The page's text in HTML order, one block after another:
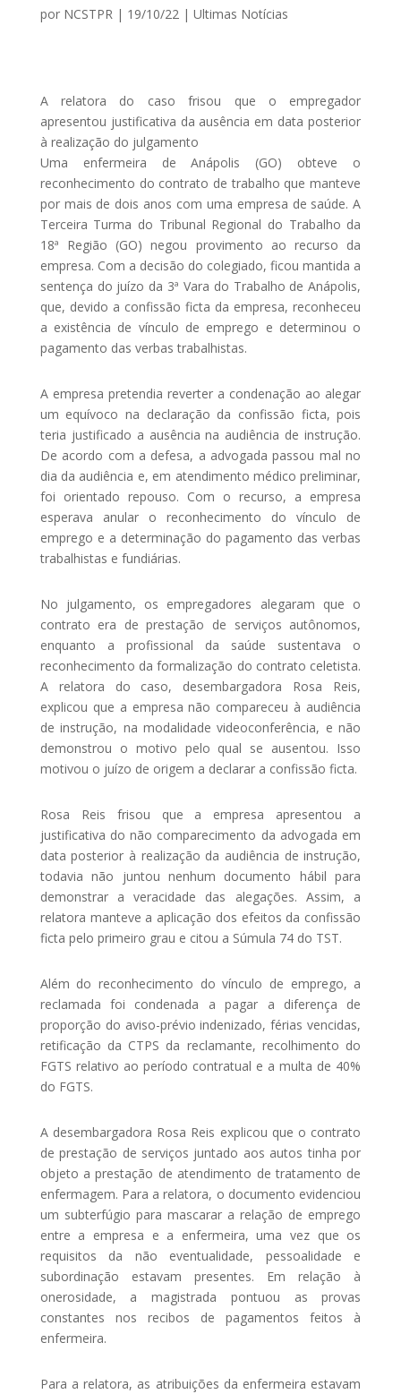
por NCSTPR| 19/10/22| Ultimas Notícias
A relatora do caso frisou que o empregador
apresentou justificativa da ausência em data posterior
à realização do julgamento
Uma enfermeira de Anápolis (GO) obteve o
reconhecimento do contrato de trabalho que manteve
por mais de dois anos com uma empresa de saúde. A
Terceira Turma do Tribunal Regional do Trabalho da
18ª Região (GO) negou provimento ao recurso da
empresa. Com a decisão do colegiado, ficou mantida a
sentença do juízo da 3ª Vara do Trabalho de Anápolis,
que, devido a confissão ficta da empresa, reconheceu
a existência de vínculo de emprego e determinou o
pagamento das verbas trabalhistas.
A empresa pretendia reverter a condenação ao alegar
um equívoco na declaração da confissão ficta, pois
teria justificado a ausência na audiência de instrução.
De acordo com a defesa, a advogada passou mal no
dia da audiência e, em atendimento médico preliminar,
foi orientado repouso. Com o recurso, a empresa
esperava anular o reconhecimento do vínculo de
emprego e a determinação do pagamento das verbas
trabalhistas e fundiárias.
No julgamento, os empregadores alegaram que o
contrato era de prestação de serviços autônomos,
enquanto a profissional da saúde sustentava o
reconhecimento da formalização do contrato celetista.
A relatora do caso, desembargadora Rosa Reis,
explicou que a empresa não compareceu à audiência
de instrução, na modalidade videoconferência, e não
demonstrou o motivo pelo qual se ausentou. Isso
motivou o juízo de origem a declarar a confissão ficta.
Rosa Reis frisou que a empresa apresentou a
justificativa do não comparecimento da advogada em
data posterior à realização da audiência de instrução,
todavia não juntou nenhum documento hábil para
demonstrar a veracidade das alegações. Assim, a
relatora manteve a aplicação dos efeitos da confissão
ficta pelo primeiro grau e citou a Súmula 74 do TST.
Além do reconhecimento do vínculo de emprego, a
reclamada foi condenada a pagar a diferença de
proporção do aviso-prévio indenizado, férias vencidas,
retificação da CTPS da reclamante, recolhimento do
FGTS relativo ao período contratual e a multa de 40%
do FGTS.
A desembargadora Rosa Reis explicou que o contrato
de prestação de serviços juntado aos autos tinha por
objeto a prestação de atendimento de tratamento de
enfermagem. Para a relatora, o documento evidenciou
um subterfúgio para mascarar a relação de emprego
entre a empresa e a enfermeira, uma vez que os
requisitos da não eventualidade, pessoalidade e
subordinação estavam presentes. Em relação à
onerosidade, a magistrada pontuou as provas
constantes nos recibos de pagamentos feitos à
enfermeira.
Para a relatora, as atribuições da enfermeira estavam